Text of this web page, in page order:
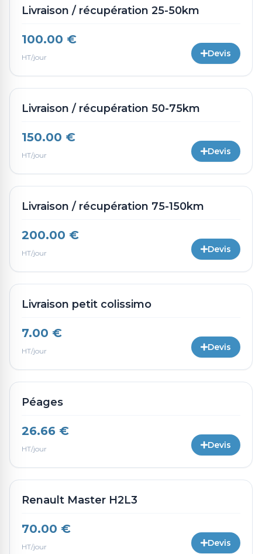
Livraison / récupération 25-50km
100.00 €
HT/jour Devis
Livraison / récupération 50-75km
150.00 €
HT/jour Devis
Livraison / récupération 75-150km
200.00 €
HT/jour Devis
Livraison petit colissimo
7.00 €
HT/jour Devis
Péages
26.66 €
HT/jour Devis
Renault Master H2L3
70.00 €
HT/jour Devis